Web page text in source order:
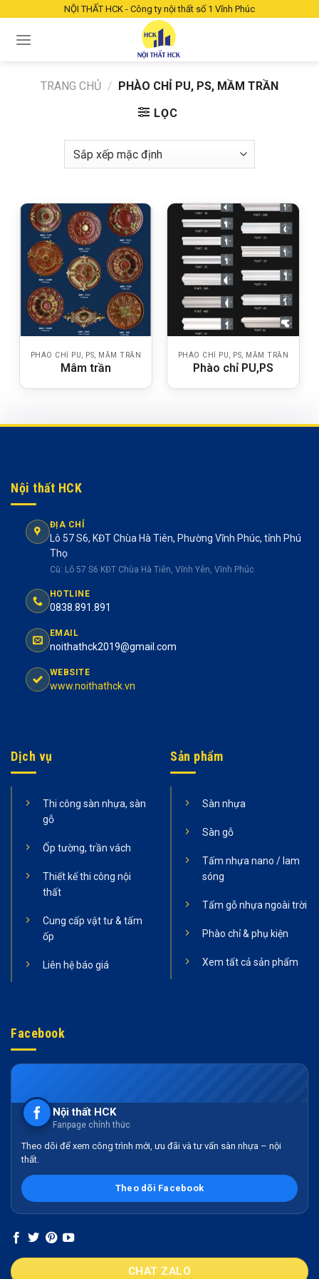
NỘI THẤT HCK - Công ty nội thất số 1 Vĩnh Phúc
TRANG CHỦ / PHÀO CHỈ PU, PS, MẦM TRẦN
LỌC
PHÀO CHỈ PU, PS, MẦM TRẦN
Mâm trần
PHÀO CHỈ PU, PS, MẦM TRẦN
Phào chỉ PU,PS
Nội thất HCK
ĐỊA CHỈ
Lô 57 S6, KĐT Chùa Hà Tiên, Phường Vĩnh Phúc, tỉnh Phú
Thọ
Cũ: Lô 57 S6 KĐT Chùa Hà Tiên, Vĩnh Yên, Vĩnh Phúc
HOTLINE
0838.891.891
EMAIL
noithathck2019@gmail.com
WEBSITE
www.noithathck.vn
Dịch vụ
Thi công sàn nhựa, sàn
gỗ
Ốp tường, trần vách
Thiết kế thi công nội
thất
Cung cấp vật tư & tấm
ốp
Liên hệ báo giá
Sản phẩm
Sàn nhựa
Sàn gỗ
Tấm nhựa nano / lam
sóng
Tấm gỗ nhựa ngoài trời
Phào chỉ & phụ kiện
Xem tất cả sản phẩm
Facebook
Nội thất HCK
Fanpage chính thức
Theo dõi để xem công trình mới, ưu đãi và tư vấn sàn nhựa – nội
thất.
Theo dõi Facebook
CHAT ZALO